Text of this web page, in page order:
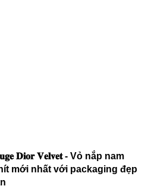
𝐃𝐢𝐨𝐫 𝐕𝐞𝐥𝐯𝐞𝐭 - Vỏ nắp nam
mới nhất với packaging đẹp